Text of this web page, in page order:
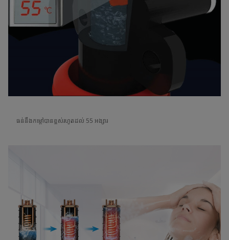
ធន់នឹងកម្តៅបានខ្ពស់រហូតដល់ 55 អង្សារ